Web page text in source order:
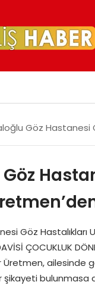
Göz Hastanesi
Göz Hastalıkları
ÇOCUKLUK
Üretmen, ailesinde
şikayeti bulunmasa